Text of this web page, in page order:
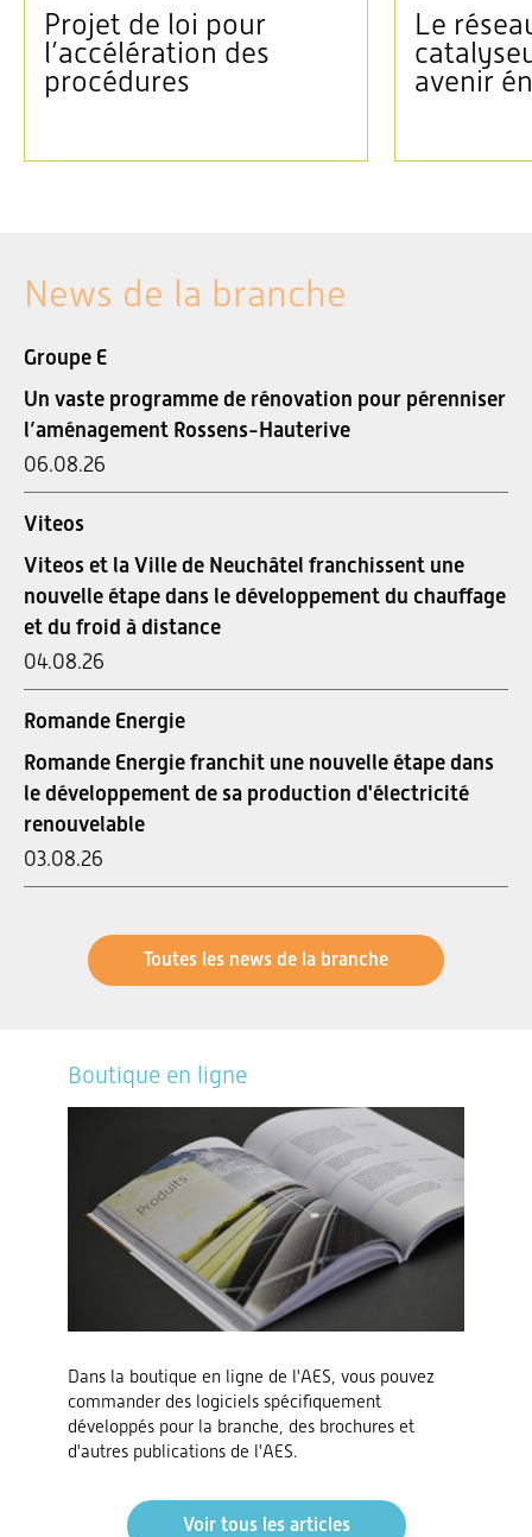
Projet de loi pour
l’accélération des
procédures
Le
avenir
News de la branche
Groupe E
Un vaste programme de rénovation pour pérenniser
l’aménagement Rossens-Hauterive
06.08.26
Viteos
Viteos et la Ville de Neuchâtel franchissent une
nouvelle étape dans le développement du chauffage
et du froid à distance
04.08.26
Romande Energie
Romande Energie franchit une nouvelle étape dans
le développement de sa production d'électricité
renouvelable
03.08.26
Toutes les news de la branche
Boutique en ligne
Dans la boutique en ligne de l'AES, vous pouvez
commander des logiciels spécifiquement
développés pour la branche, des brochures et
d'autres publications de l'AES.
Voir tous les articles